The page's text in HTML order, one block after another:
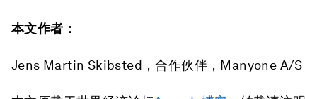
本文作者：
Jens Martin Skibsted，合作伙伴，Manyone A/S